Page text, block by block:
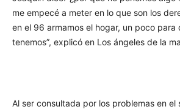
me empecé a meter en lo que son los
en el 96 armamos el hogar, un poco para
tenemos”, explicó en Los ángeles de la
Al ser consultada por los problemas en el